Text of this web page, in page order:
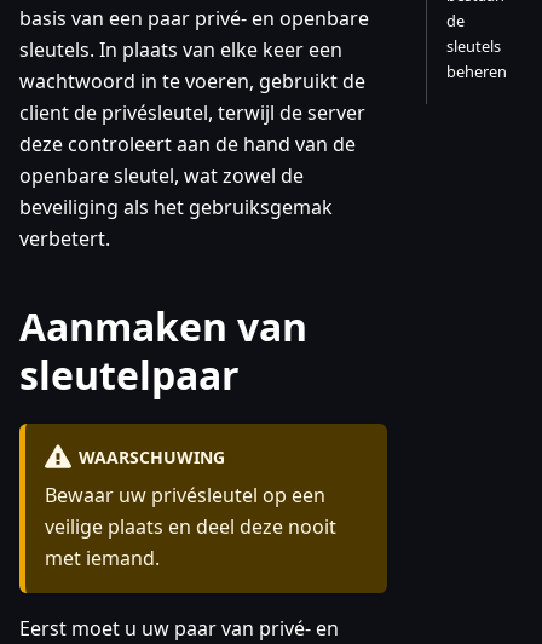
basis van een paar privé- en openbare
sleutels. In plaats van elke keer een
wachtwoord in te voeren, gebruikt de
client de privésleutel, terwijl de server
deze controleert aan de hand van de
openbare sleutel, wat zowel de
beveiliging als het gebruiksgemak
verbetert.
Aanmaken van
sleutelpaar
WAARSCHUWING
Bewaar uw privésleutel op een
veilige plaats en deel deze nooit
met iemand.
Eerst moet u uw paar van privé- en
de
sleutels
beheren